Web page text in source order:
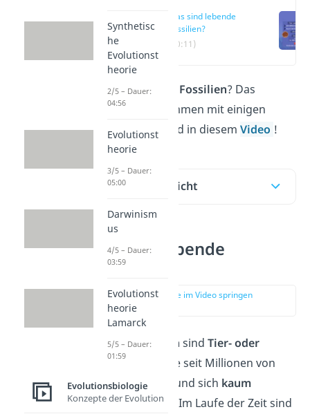
Was sind lebende
Fossilien?
(00:11)
Was sindlebende Fossilien? Das
erfährst du zusammen mit einigen
Beispielen hier und in diesemVideo !
Inhaltsübersicht
Was sind lebende
Fossilien?
zur Stelle im Video springen
Lebende Fossilien sindTier- oder
Pflanzenarten
, die seit Millionen von
Jahren existieren und sich kaum
veränderthaben. Im Laufe der Zeit sind
Synthetisc
he
Evolutionst
heorie
2/5 – Dauer:
04:56
Evolutionst
heorie
3/5 – Dauer:
05:00
Darwinism
us
4/5 – Dauer:
03:59
Evolutionst
heorie
Lamarck
5/5 – Dauer:
01:59
Evolutionsbiologie
Konzepte der Evolution